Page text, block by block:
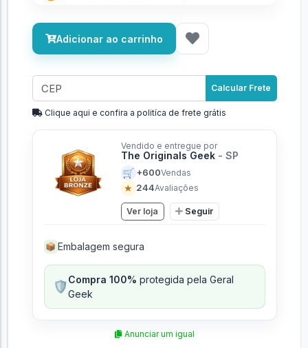
Adicionar ao carrinho
Calcular Frete
Clique aqui e confira a politíca de frete grátis
Vendido e entregue por
The Originals Geek - SP
🛒 +600Vendas
★ 244Avaliações
Ver loja Seguir
📦 Embalagem segura
🛡️Compra 100% protegida pela Geral
Geek
Anunciar um igual